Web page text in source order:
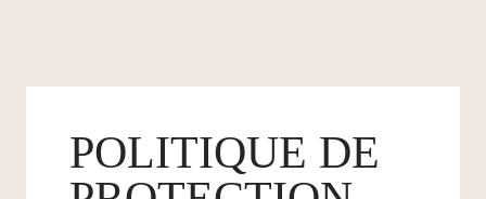
POLITIQUE DE